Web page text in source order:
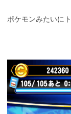
ポケモンみたいに